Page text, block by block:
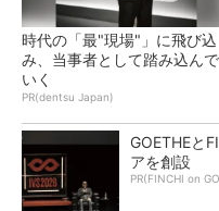
時代の「最"現場"」に飛び込
み、当事者として踏み込んで
いく
PR(dentsu Japan)
GOETHEと
アを創設
PR(FINCHI on